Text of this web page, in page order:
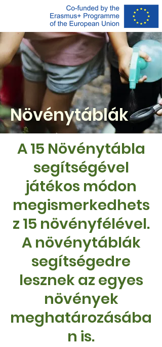
Növénytáblák
A 15 Növénytábla
segítségével
játékos módon
megismerkedhets
z 15 növényfélével.
A növénytáblák
segítségedre
lesznek az egyes
növények
meghatározásába
n is.